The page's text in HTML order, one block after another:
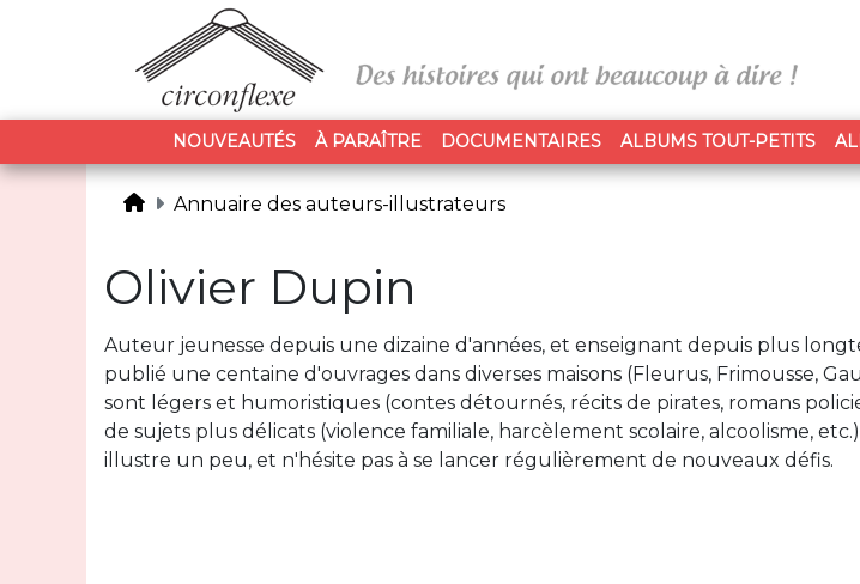
NOUVEAUTÉS À PARAÎTRE DOCUMENTAIRES ALBUMS TOUT-PETITS
Annuaire des auteurs-illustrateurs
Olivier Dupin
Auteur jeunesse depuis une dizaine d'années, et enseignant depuis plus
publié une centaine d'ouvrages dans diverses maisons (Fleurus, Frimousse,
sont légers et humoristiques (contes détournés, récits de pirates, romans
de sujets plus délicats (violence familiale, harcèlement scolaire, alcoolisme,
illustre un peu, et n'hésite pas à se lancer régulièrement de nouveaux défis.